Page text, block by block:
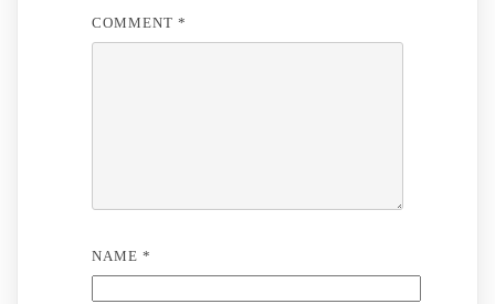
COMMENT *
NAME *